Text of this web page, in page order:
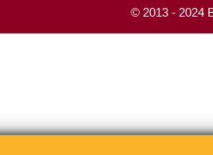
© 2013 - 2024